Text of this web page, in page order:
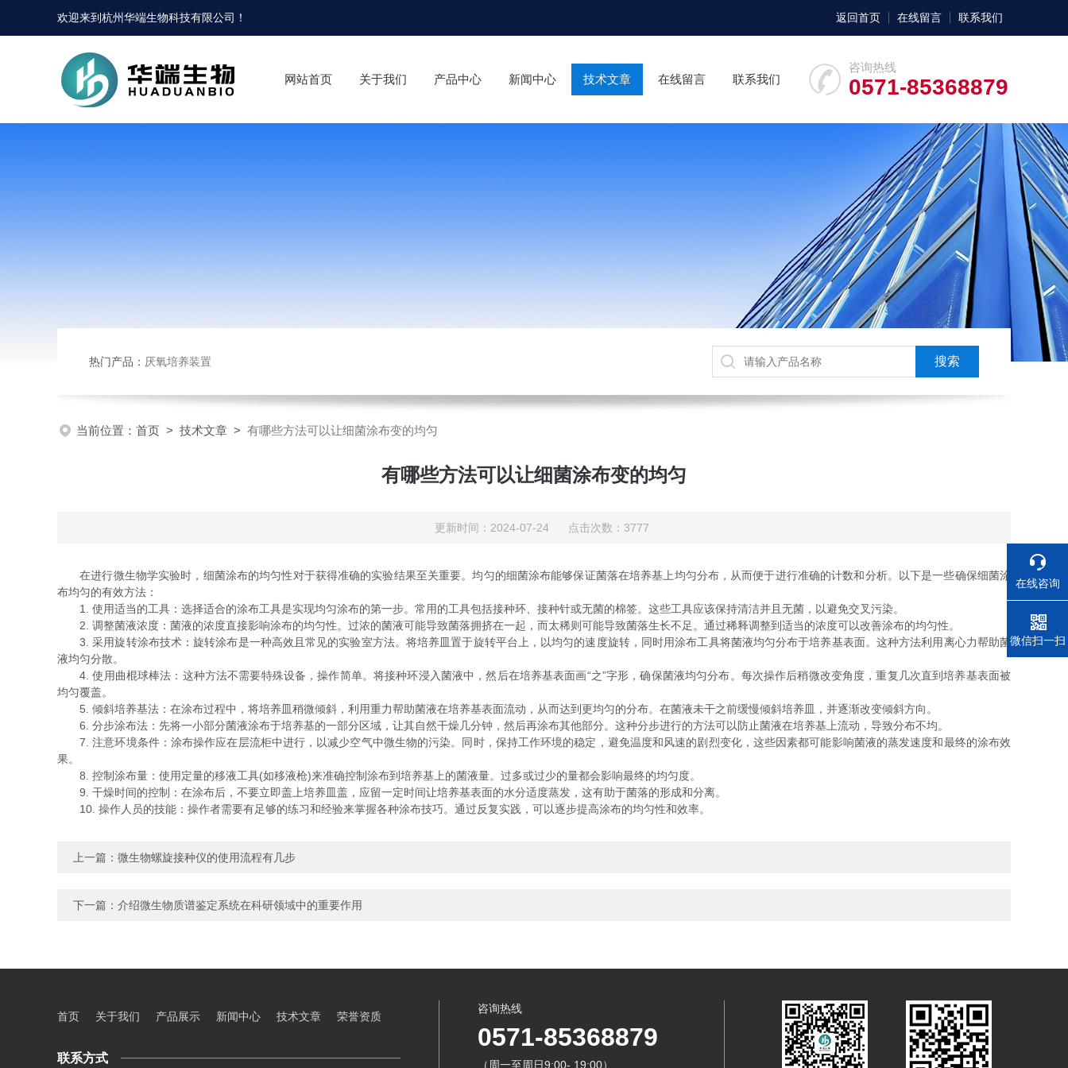
欢迎来到杭州华端生物科技有限公司 ！ 返回首页 在线留言 联系我们
咨询热线
0571-85368879
网站首页 关于我们 产品中心 新闻中心 技术文章 在线留言 联系我们
热门产品： 厌氧培养装置
当前位置： 首页 > 技术文章 > 有哪些方法可以让细菌涂布变的均匀
有哪些方法可以让细菌涂布变的均匀
更新时间：2024-07-24 点击次数：3777
在进行微生物学实验时，细菌涂布的均匀性对于获得准确的实验结果至关重要。均匀的细菌涂布能够保证菌落在培养基上均匀分布，从而便于进行准确的计数和分析。以下是一些确保细菌涂
布均匀的有效方法：
1. 使用适当的工具：选择适合的涂布工具是实现均匀涂布的第一步。常用的工具包括接种环、接种针或无菌的棉签。这些工具应该保持清洁并且无菌，以避免交叉污染。
2. 调整菌液浓度：菌液的浓度直接影响涂布的均匀性。过浓的菌液可能导致菌落拥挤在一起，而太稀则可能导致菌落生长不足。通过稀释调整到适当的浓度可以改善涂布的均匀性。
3. 采用旋转涂布技术：旋转涂布是一种高效且常见的实验室方法。将培养皿置于旋转平台上，以均匀的速度旋转，同时用涂布工具将菌液均匀分布于培养基表面。这种方法利用离心力帮助菌
液均匀分散。
4. 使用曲棍球棒法：这种方法不需要特殊设备，操作简单。将接种环浸入菌液中，然后在培养基表面画“之”字形，确保菌液均匀分布。每次操作后稍微改变角度，重复几次直到培养基表面被
均匀覆盖。
5. 倾斜培养基法：在涂布过程中，将培养皿稍微倾斜，利用重力帮助菌液在培养基表面流动，从而达到更均匀的分布。在菌液未干之前缓慢倾斜培养皿，并逐渐改变倾斜方向。
6. 分步涂布法：先将一小部分菌液涂布于培养基的一部分区域，让其自然干燥几分钟，然后再涂布其他部分。这种分步进行的方法可以防止菌液在培养基上流动，导致分布不均。
7. 注意环境条件：涂布操作应在层流柜中进行，以减少空气中微生物的污染。同时，保持工作环境的稳定，避免温度和风速的剧烈变化，这些因素都可能影响菌液的蒸发速度和最终的涂布效
果。
8. 控制涂布量：使用定量的移液工具(如移液枪)来准确控制涂布到培养基上的菌液量。过多或过少的量都会影响最终的均匀度。
9. 干燥时间的控制：在涂布后，不要立即盖上培养皿盖，应留一定时间让培养基表面的水分适度蒸发，这有助于菌落的形成和分离。
10. 操作人员的技能：操作者需要有足够的练习和经验来掌握各种涂布技巧。通过反复实践，可以逐步提高涂布的均匀性和效率。
上一篇： 微生物螺旋接种仪的使用流程有几步
下一篇： 介绍微生物质谱鉴定系统在科研领域中的重要作用
首页 关于我们 产品展示 新闻中心 技术文章 荣誉资质
联系方式
咨询热线
0571-85368879
（周一至周日9:00- 19:00）
在线咨询
电话
微信扫一扫